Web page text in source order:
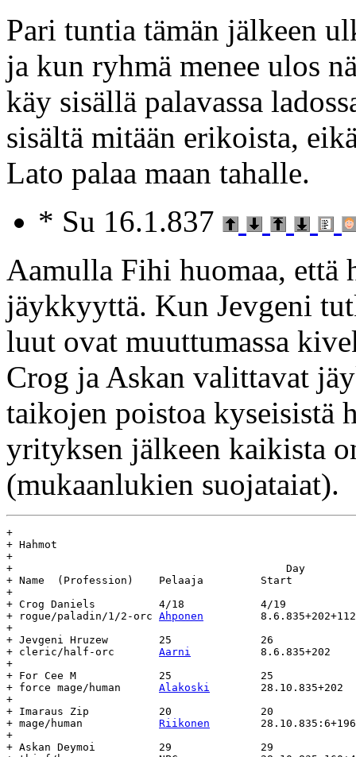
Pari tuntia tämän jälkeen
ja kun ryhmä menee ulos
käy sisällä palavassa
sisältä mitään erikoista,
Lato palaa maan tahalle.
* Su 16.1.837
Aamulla Fihi huomaa, että
jäykkyyttä. Kun Jevgeni
luut ovat muuttumassa
Crog ja Askan valittavat
taikojen poistoa kyseisistä
yrityksen jälkeen kaikista
(mukaanlukien suojataiat).
+
+ Hahmot
+
+					    Day				Age
+ Name	(Profession)	Pelaaja		Start		End		(days)
+
+ Crog Daniels		4/18		4/19
Ahponen
+
+ Jevgeni Hruzew	25		26
Aarni
+
+ For Cee M		25		25
Alakoski
+
+ Imaraus Zip		20		20
Riikonen
+
+ Askan Deymoi		29		29